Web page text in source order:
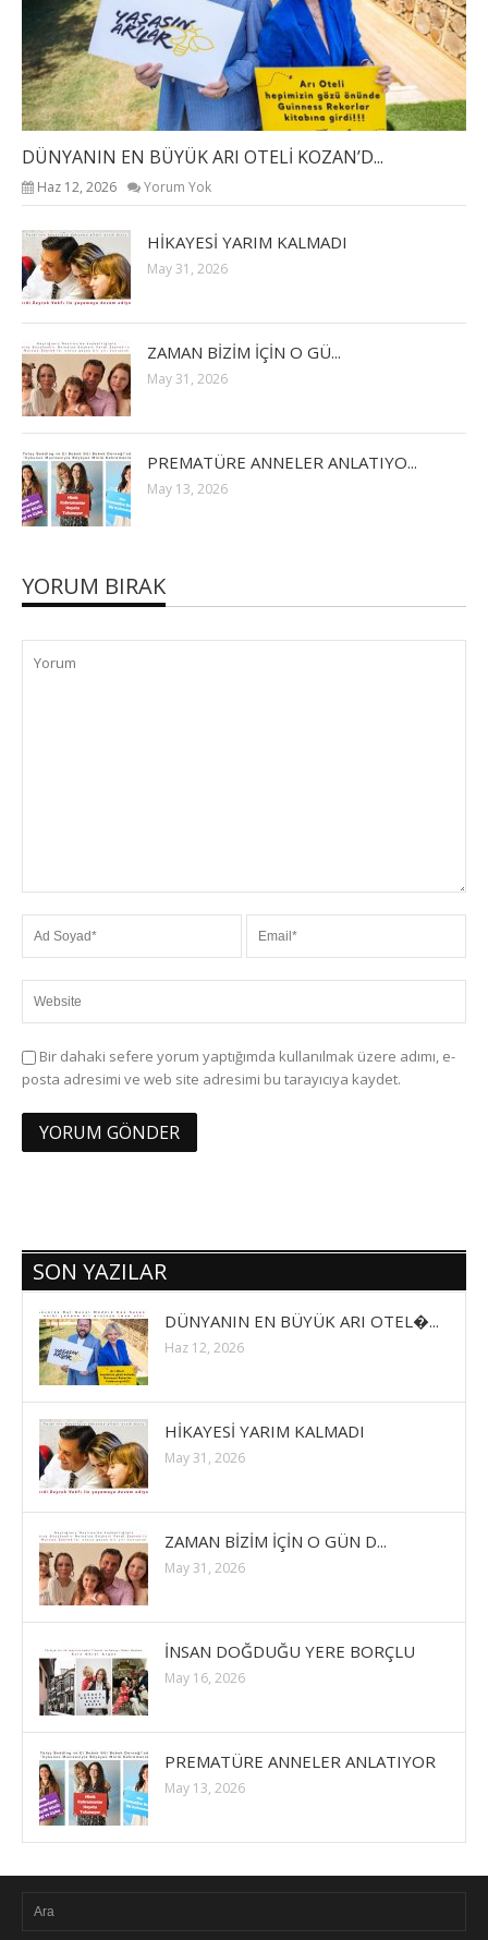
DÜNYANIN EN BÜYÜK ARI OTELİ KOZAN’D...
Haz 12, 2026 Yorum Yok
HİKAYESİ YARIM KALMADI
May 31, 2026
ZAMAN BİZİM İÇİN O GÜ...
May 31, 2026
PREMATÜRE ANNELER ANLATIYO...
May 13, 2026
YORUM BIRAK
Bir dahaki sefere yorum yaptığımda kullanılmak üzere adımı, e-
posta adresimi ve web site adresimi bu tarayıcıya kaydet.
SON YAZILAR
DÜNYANIN EN BÜYÜK ARI OTEL�...
Haz 12, 2026
HİKAYESİ YARIM KALMADI
May 31, 2026
ZAMAN BİZİM İÇİN O GÜN D...
May 31, 2026
İNSAN DOĞDUĞU YERE BORÇLU
May 16, 2026
PREMATÜRE ANNELER ANLATIYOR
May 13, 2026